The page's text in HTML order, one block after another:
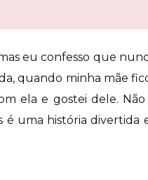
eu confesso que
quando minha mãe
ela e gostei dele.
é uma história divertida